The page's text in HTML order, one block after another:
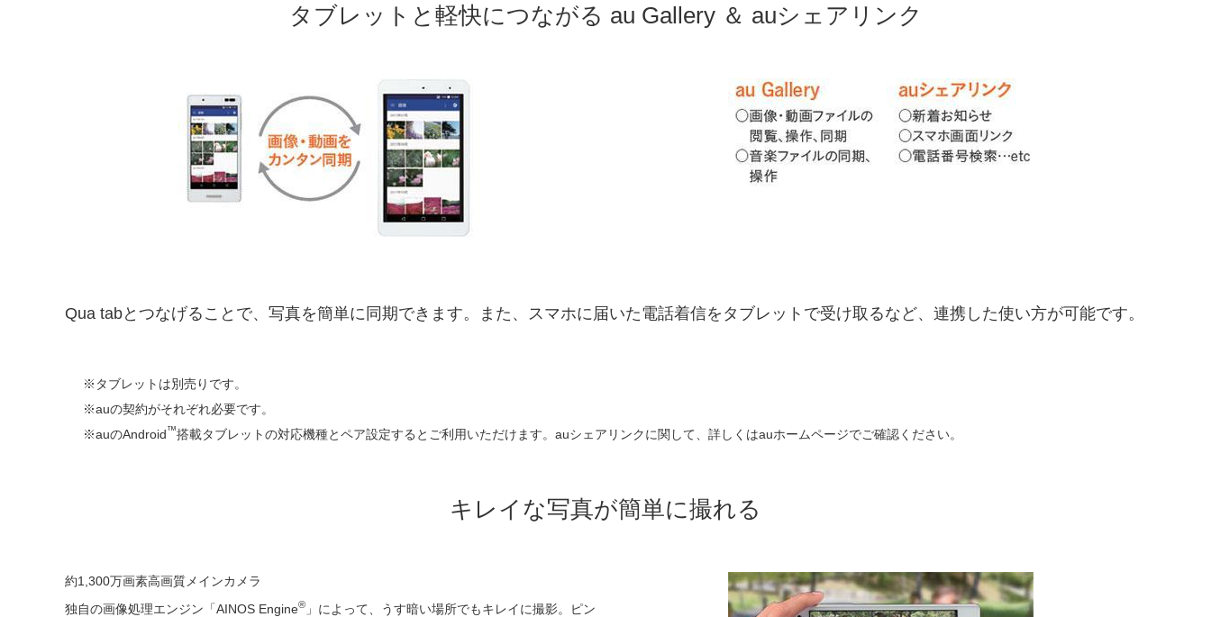
タブレットと軽快につながる au Gallery ＆ auシェアリンク
Qua tabとつなげることで、写真を簡単に同期できます。また、スマホに届いた電話着信をタブレットで受け取るなど、連携した使い方が可能です。
タブレットは別売りです。
auの契約がそれぞれ必要です。
auのAndroid™搭載タブレットの対応機種とペア設定するとご利用いただけます。auシェアリンクに関して、詳しくはauホームページでご確認ください。
キレイな写真が簡単に撮れる
約1,300万画素高画質メインカメラ
独自の画像処理エンジン「AINOS Engine® 」によって、うす暗い場所でもキレイに撮影。ピン